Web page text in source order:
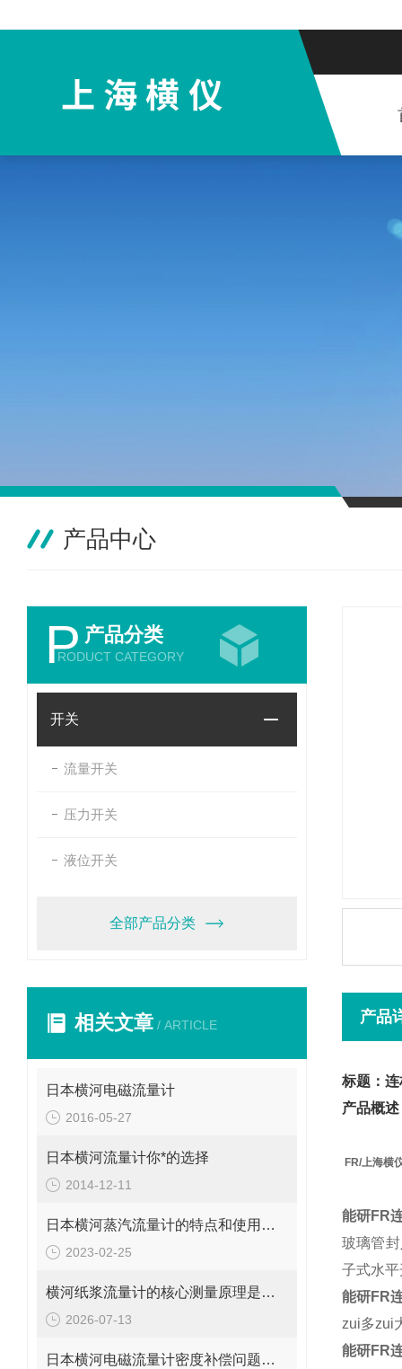
产品中心
P 产品分类
RODUCT CATEGORY
开关
流量开关
压力开关
液位开关
全部产品分类
相关文章 / ARTICLE
日本横河电磁流量计
2016-05-27
日本横河流量计你*的选择
2014-12-11
日本横河蒸汽流量计的特点和使用注意事项
2023-02-25
横河纸浆流量计的核心测量原理是什么？
2026-07-13
日本横河电磁流量计密度补偿问题分析
产品
标题：
产品概述
FR/上海横
能研FR
玻璃管
子式水
能研FR
zui多zui
能研FR